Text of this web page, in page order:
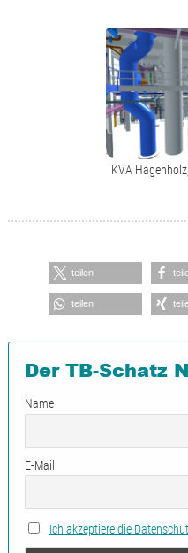
KVA
teilen
teilen
Der TB-Schatz
Name
E-Mail
Ich akzeptiere die